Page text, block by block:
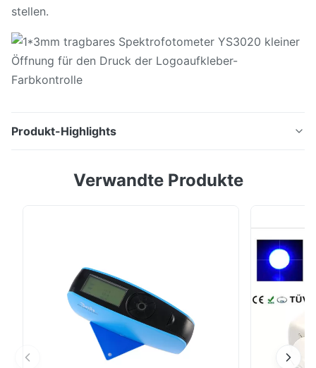
stellen.
Produkt-Highlights
Öffnung für den Druck der Logoaufkleber-
ΔE*≤0.2 Messende Öffnung 8mm u. 4mm u. 1×3mm
SCE/SCI SCE&SCI ...
Verwandte Produkte